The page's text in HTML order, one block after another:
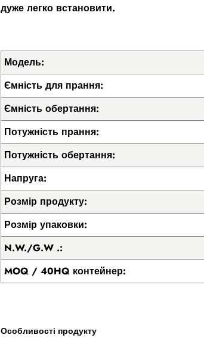
дуже легко встановити.
Модель:
Ємність для прання:
Ємність обертання:
Потужність прання:
Потужність обертання:
Напруга:
Розмір продукту:
Розмір упаковки:
N.W./G.W .:
MOQ / 40HQ контейнер:
Особливості продукту